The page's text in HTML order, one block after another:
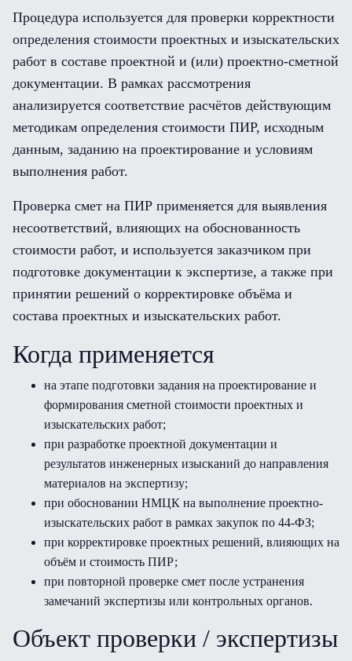
Процедура используется для проверки корректности
определения стоимости проектных и изыскательских
работ в составе проектной и (или) проектно-сметной
документации. В рамках рассмотрения
анализируется соответствие расчётов действующим
методикам определения стоимости ПИР, исходным
данным, заданию на проектирование и условиям
выполнения работ.
Проверка смет на ПИР применяется для выявления
несоответствий, влияющих на обоснованность
стоимости работ, и используется заказчиком при
подготовке документации к экспертизе, а также при
принятии решений о корректировке объёма и
состава проектных и изыскательских работ.
Когда применяется
на этапе подготовки задания на проектирование и
формирования сметной стоимости проектных и
изыскательских работ;
при разработке проектной документации и
результатов инженерных изысканий до направления
материалов на экспертизу;
при обосновании НМЦК на выполнение проектно-
изыскательских работ в рамках закупок по 44-ФЗ;
при корректировке проектных решений, влияющих на
объём и стоимость ПИР;
при повторной проверке смет после устранения
замечаний экспертизы или контрольных органов.
Объект проверки / экспертизы